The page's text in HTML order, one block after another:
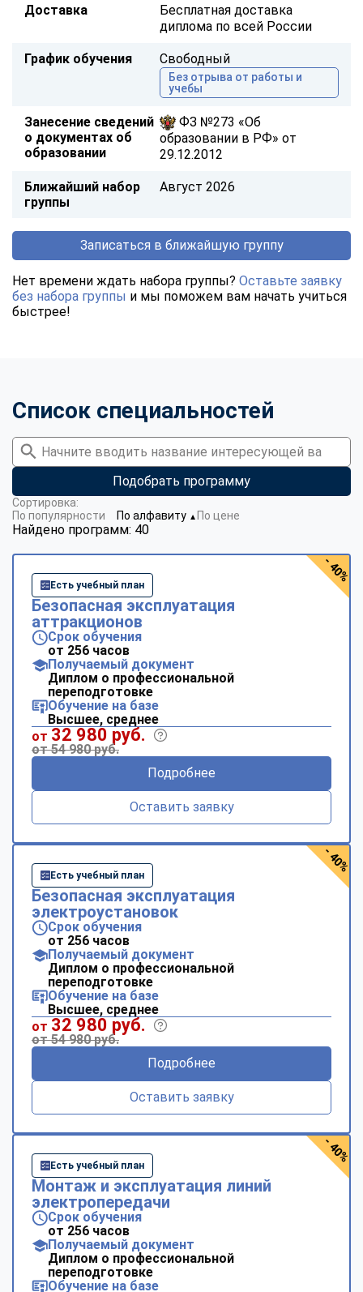
Доставка
Бесплатная доставка
диплома по всей России
График обучения Свободный
Без отрыва от работы и
учебы
Занесение сведений
о документах об
образовании
ФЗ №273 «Об
образовании в РФ» от
29.12.2012
Ближайший набор
группы
Август 2026
Записаться в ближайшую группу
Нет времени ждать набора группы? Оставьте заявку
без набора группы и мы поможем вам начать учиться
быстрее!
Список специальностей
Подобрать программу
Найдено программ: 40
Сортировка:
По популярности
По алфавиту ▼ По цене
Есть учебный план
Безопасная эксплуатация
аттракционов
Срок обучения
от 256 часов
Получаемый документ
Диплом о профессиональной
переподготовке
Обучение на базе
Высшее, среднее
от 32 980 руб.
от 54 980 руб.
Подробнее
Оставить заявку
- 40%
Есть учебный план
Безопасная эксплуатация
электроустановок
Срок обучения
от 256 часов
Получаемый документ
Диплом о профессиональной
переподготовке
Обучение на базе
Высшее, среднее
от 32 980 руб.
от 54 980 руб.
Подробнее
Оставить заявку
- 40%
Есть учебный план
Монтаж и эксплуатация линий
электропередачи
Срок обучения
от 256 часов
Получаемый документ
Диплом о профессиональной
переподготовке
Обучение на базе
- 40%